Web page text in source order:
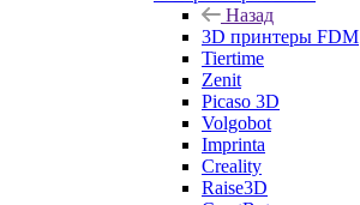
Назад
3D принтеры FDM
Tiertime
Zenit
Picaso 3D
Volgobot
Imprinta
Creality
Raise3D